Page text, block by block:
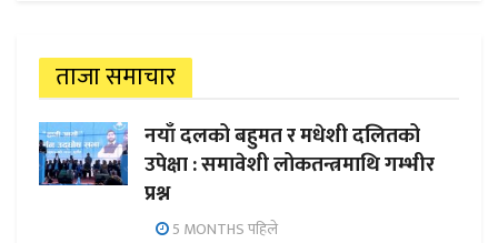
ताजा समाचार
नयाँ दलको बहुमत र मधेशी दलितको
उपेक्षा : समावेशी लोकतन्त्रमाथि गम्भीर
प्रश्न
5 MONTHS पहिले